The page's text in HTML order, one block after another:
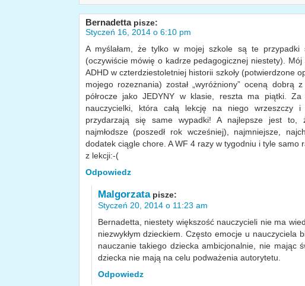
Bernadetta pisze:
Styczeń 16, 2014 o 6:10 pm
A myślałam, że tylko w mojej szkole są te przypadki
(oczywiście mówię o kadrze pedagogicznej niestety).
ADHD w czterdziestoletniej historii szkoły (potwierdzone
mojego rozeznania) został „wyróżniony” oceną dobrą
półrocze jako JEDYNY w klasie, reszta ma piątki.
nauczycielki, która całą lekcję na niego wrzeszczy
przydarzają się same wypadki! A najlepsze jest
najmłodsze (poszedł rok wcześniej), najmniejsze,
dodatek ciągle chore. A WF 4 razy w tygodniu i tyle samo
z lekcji:-(
Odpowiedz
Malgorzata pisze:
Styczeń 20, 2014 o 11:23 am
Bernadetta, niestety większość nauczycieli nie ma
niezwykłym dzieckiem. Często emocje u nauczyciela
nauczanie takiego dziecka ambicjonalnie, nie mając
dziecka nie mają na celu podważenia autorytetu.
Odpowiedz